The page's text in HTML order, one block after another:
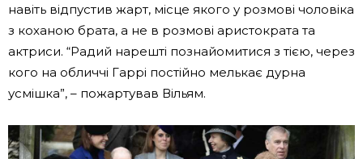
навіть відпустив жарт, місце якого у розмові чоловіка
з коханою брата, а не в розмові аристократа та
актриси. “Радий нарешті познайомитися з тією, через
кого на обличчі Гаррі постійно мелькає дурна
усмішка”, – пожартував Вільям.